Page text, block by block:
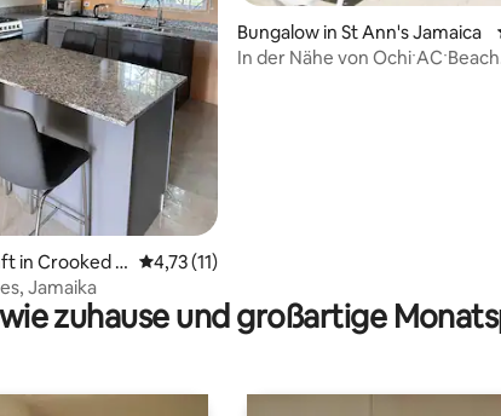
4,95 von 5, 92 Bewertungen
in Crooked Ri Durchschnittliche Bewertung: 4,73 von 5,
4,73 (11)
Jamaika
Bungalow in St Ann's Jamaica
In der Nähe von OchiˑACˑBeach
zuhause und großartige